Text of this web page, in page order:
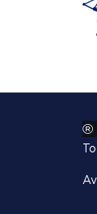
®